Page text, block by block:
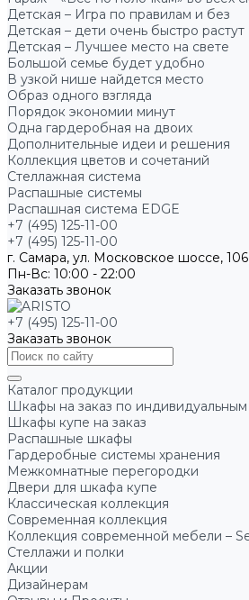
Детская – Игра по правилам и без
Детская – дети очень быстро растут
Детская – Лучшее место на свете
Большой семье будет удобно
В узкой нише найдется место
Образ одного взгляда
Порядок экономии минут
Одна гардеробная на двоих
Дополнительные идеи и решения
Коллекция цветов и сочетаний
Стеллажная система
Распашные системы
Распашная система EDGE
+7 (495) 125-11-00
+7 (495) 125-11-00
г. Самара, ул. Московское шоссе,
Пн-Вс: 10:00 - 22:00
Заказать звонок
+7 (495) 125-11-00
Заказать звонок
Каталог продукции
Шкафы на заказ по
Шкафы купе на заказ
Распашные шкафы
Гардеробные системы хранения
Межкомнатные перегородки
Двери для шкафа купе
Классическая коллекция
Современная коллекция
Коллекция современной мебели –
Стеллажи и полки
Акции
Дизайнерам